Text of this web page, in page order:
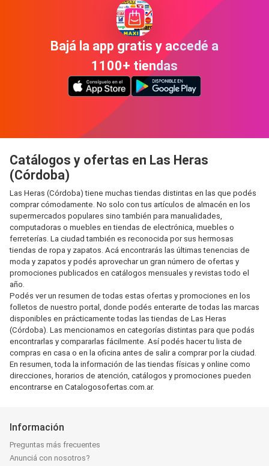
Bajá la app gratis y accedé a
1100+ tiendas
Catálogos y ofertas en Las Heras
(Córdoba)
Las Heras (Córdoba) tiene muchas tiendas distintas en las que podés
comprar cómodamente. No solo con tus artículos de almacén en los
supermercados populares sino también para manualidades,
computadoras o muebles en tiendas de electrónica, muebles o
ferreterías. La ciudad también es reconocida por sus hermosas
tiendas de ropa y zapatos. Acá encontrarás las últimas tenencias de
moda y zapatos y podés aprovechar un gran número de ofertas y
promociones publicados en catálogos mensuales y revistas todo el
año.
Podés ver un resumen de todas estas ofertas y promociones en los
folletos de nuestro portal, donde podés enterarte de todas las marcas
disponibles en prácticamente todas las tiendas de Las Heras
(Córdoba). Las mencionamos en categorías distintas para que podás
encontrarlas y compararlas fácilmente. Así podés hacer tu lista de
compras en casa o en la oficina antes de salir a comprar por la ciudad.
En resumen, toda la información de las tiendas físicas y online como
direcciones, horarios de atención, catálogos y promociones pueden
encontrarse en Catalogosofertas.com.ar.
Información
Preguntas más frecuentes
Anunciá con nosotros?